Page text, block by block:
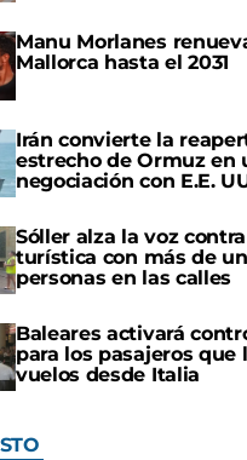
Manu Morlanes
Mallorca hasta el 2031
Irán convierte la
estrecho de Ormuz en
negociación con E.E.
Sóller alza la voz
turística con más de
personas en las calles
Baleares activará
para los pasajeros que
vuelos desde Italia